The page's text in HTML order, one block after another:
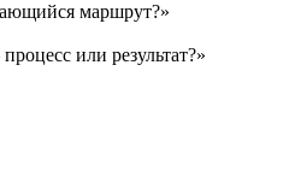
маршрут?»
или результат?»